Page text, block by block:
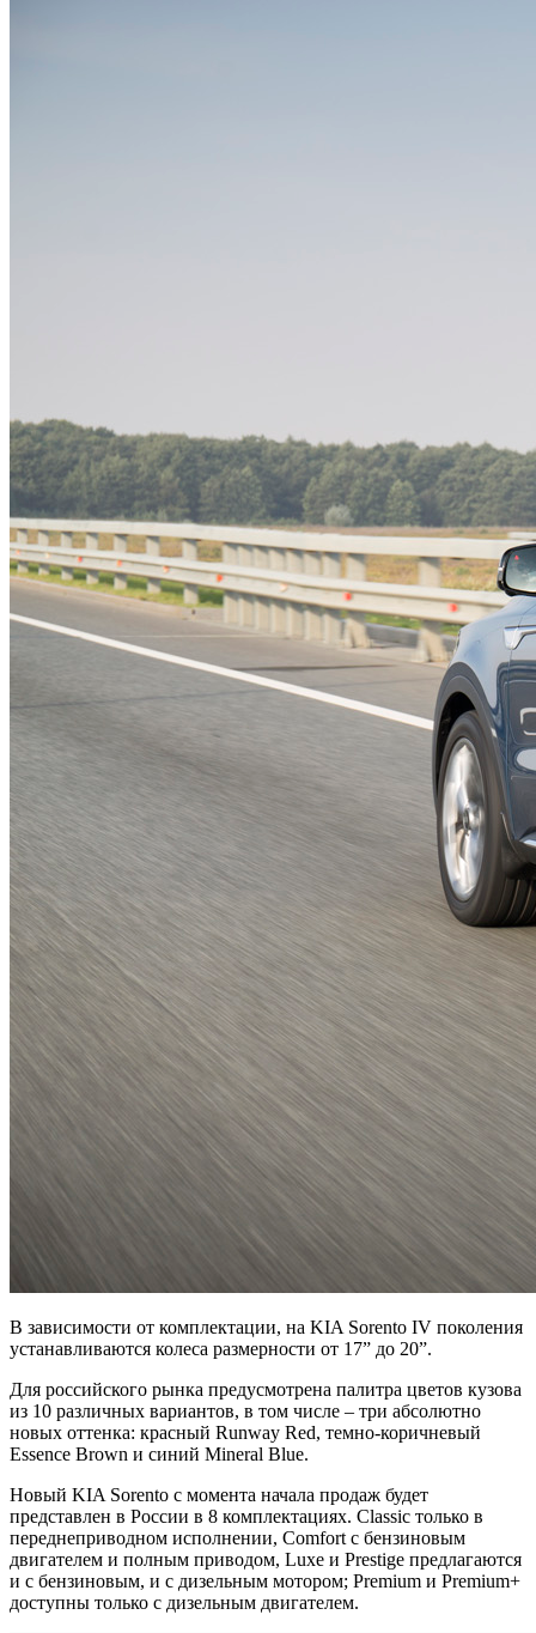
В зависимости от комплектации, на KIA Sorento IV поколения
устанавливаются колеса размерности от 17” до 20”.
Для российского рынка предусмотрена палитра цветов кузова
из 10 различных вариантов, в том числе – три абсолютно
новых оттенка: красный Runway Red, темно-коричневый
Essence Brown и синий Mineral Blue.
Новый KIA Sorento с момента начала продаж будет
представлен в России в 8 комплектациях. Classic только в
переднеприводном исполнении, Comfort с бензиновым
двигателем и полным приводом, Luxe и Prestige предлагаются
и с бензиновым, и с дизельным мотором; Premium и Premium+
доступны только с дизельным двигателем.